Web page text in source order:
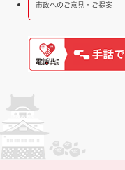
市政へのご意見・ご提案